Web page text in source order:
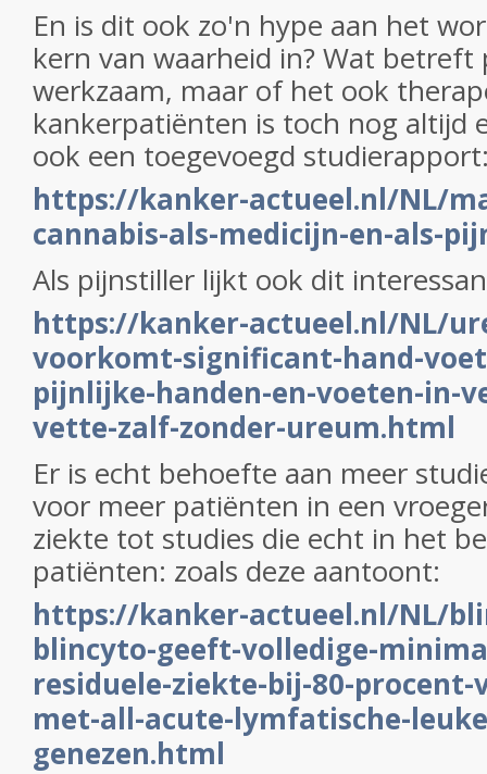
En is dit ook zo'n hype aan het
kern van waarheid in? Wat
werkzaam, maar of het ook
kankerpatiënten is toch nog altijd
ook een toegevoegd
https://kanker-actueel.nl/NL/
cannabis-als-medicijn-en-als-
Als pijnstiller lijkt ook dit
https://kanker-actueel.nl/NL/
voorkomt-significant-hand-
pijnlijke-handen-en-voeten-in-
vette-zalf-zonder-ureum.html
Er is echt behoefte aan meer
voor meer patiënten in een
ziekte tot studies die echt in het
patiënten: zoals deze aantoont:
https://kanker-actueel.nl/NL/
blincyto-geeft-volledige-
residuele-ziekte-bij-80-
met-all-acute-lymfatische-
genezen.html